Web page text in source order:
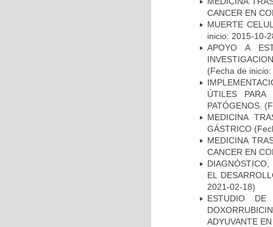
CANCER EN
MUERTE
inicio: 2015-10-
APOYO A
(Fecha de
ÚTILES
PATÓGENOS.
MEDICINA
GÁSTRICO
MEDICINA
CANCER EN
EL
2021-02-18)
ESTUDIO DE
ADYUVANTE